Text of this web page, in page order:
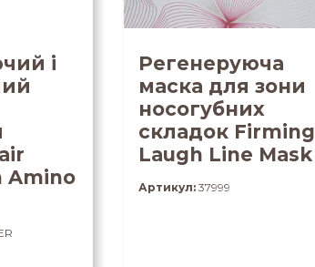
і
Amino
Регенеруюча
маска для зони
носогубних
складок Firming
Laugh Line Mask
Артикул:37999